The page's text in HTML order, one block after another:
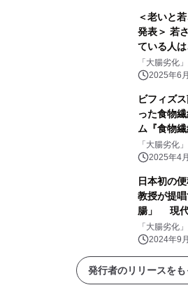
＜老いと
発表＞ 若
ている人
になる「
は、腸内環
「大腸劣化
2025年6
ビフィズ
った食物
ム『食物
ぐ“菌のリ
イトで公開
「大腸劣化
2025年4
日本初の
教授が提
腸」 現代
腸」化 そ
て“不腸”
腸」書籍化
登場
「大腸劣化
2024年9
発行者のリリースをも